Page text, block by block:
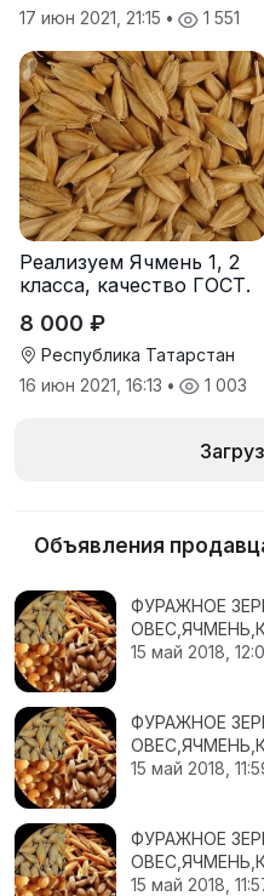
17 июн 2021, 21:15 • 1 551
Реализуем Ячмень 1, 2
класса, качество ГОСТ.
8 000 ₽
Республика Татарстан
16 июн 2021, 16:13 • 1 003
Объявления
ФУРАЖНОЕ
15 май 2018,
ФУРАЖНОЕ
15 май 2018,
ФУРАЖНОЕ
15 май 2018,